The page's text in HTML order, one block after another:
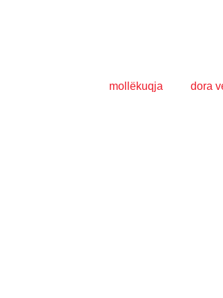
mollëkuqja dora